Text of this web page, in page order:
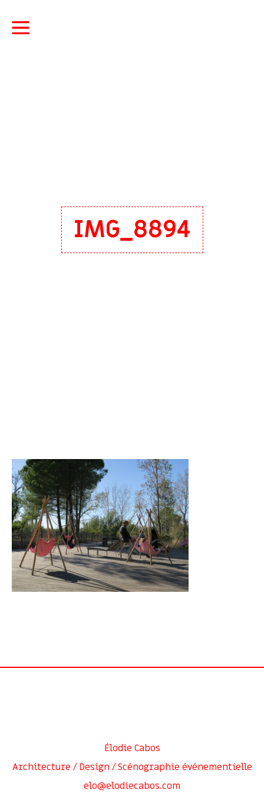
IMG_8894
Élodie Cabos
Architecture / Design / Scénographie événementielle
elo@elodiecabos.com